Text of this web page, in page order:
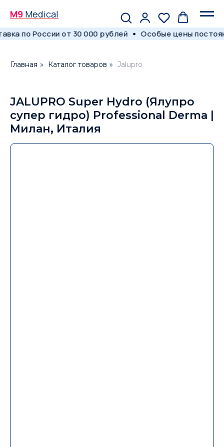
M9 Medical
по России от 30 000 рублей Особые цены
Главная » Каталог товаров » Jalupro
JALUPRO Super Hydro (Ялупро
супер гидро) Professional Derma |
Милан, Италия